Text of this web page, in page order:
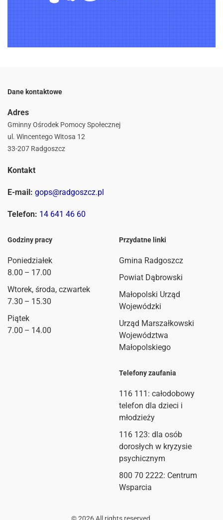
Dane kontaktowe
Adres
Gminny Ośrodek Pomocy Społecznej
ul. Wincentego Witosa 12
33-207 Radgoszcz
Kontakt
E-mail: gops@radgoszcz.pl
Telefon: 14 641 46 60
Godziny pracy
Poniedziałek
8.00 – 17.00
Wtorek, środa, czwartek
7.30 – 15.30
Piątek
7.00 – 14.00
Przydatne linki
Gmina Radgoszcz
Powiat Dąbrowski
Małopolski Urząd
Wojewódzki
Urząd Marszałkowski
Województwa
Małopolskiego
Telefony zaufania
116 111 : całodobowy
telefon dla dzieci i
młodzieży
116 123: dla osób
dorosłych w kryzysie
psychicznym
800 70 2222: Centrum
Wsparcia